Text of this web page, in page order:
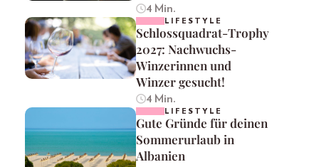
4 Min.
LIFESTYLE
Schlossquadrat-Trophy
2027: Nachwuchs-
Winzerinnen und
Winzer gesucht!
4 Min.
LIFESTYLE
Gute Gründe für deinen
Sommerurlaub in
Albanien